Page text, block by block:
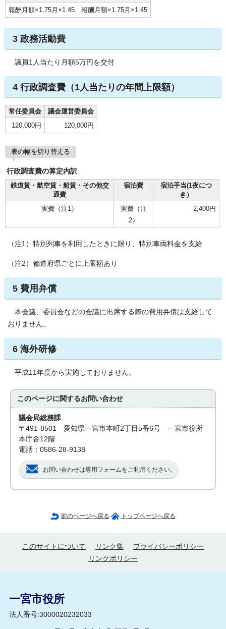
報酬月額×1.75月×1.45
報酬月額×1.75月×1.45
3 政務活動費
議員1人当たり月額5万円を交付
4 行政調査費（1人当たりの年間上限額）
常任委員会
議会運営委員会
120,000円
120,000円
表の幅を切り替える
行政調査費の算定内訳
鉄道賃・航空賃・船賃・その他交
通費
宿泊費
宿泊手当(1夜につ
き）
実費（注1）
実費（注
2）
2,400円
（注1）特別列車を利用したときに限り、特別車両料金を支給
（注2）都道府県ごとに上限額あり
5 費用弁償
本会議、委員会などの会議に出席する際の費用弁償は支給して
おりません。
6 海外研修
平成11年度から実施しておりません。
このページに関するお問い合わせ
議会局総務課
〒491-8501 愛知県一宮市本町2丁目5番6号 一宮市役所
本庁舎12階
電話：0586-28-9138
お問い合わせは専用フォームをご利用ください。
前のページへ戻る トップページへ戻る
このサイトについて リンク集
プライバシーポリシー
リンクポリシー
一宮市役所
法人番号:3000020232033